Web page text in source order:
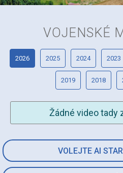
VOLEJTE AI
VOJENSKÉ
2026 2025 2024 2023
2019 2018
Žádné video tady